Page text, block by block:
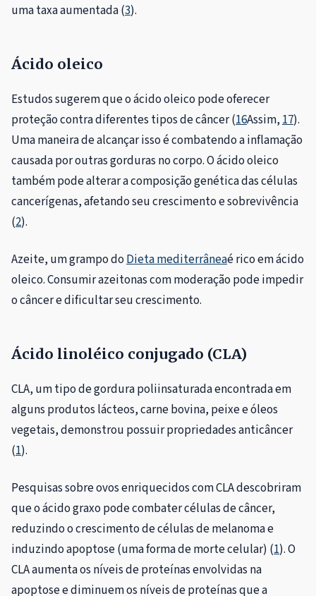
uma taxa aumentada (3).
Ácido oleico
Estudos sugerem que o ácido oleico pode oferecer
proteção contra diferentes tipos de câncer (16Assim,17).
Uma maneira de alcançar isso é combatendo a inflamação
causada por outras gorduras no corpo. O ácido oleico
também pode alterar a composição genética das células
cancerígenas, afetando seu crescimento e sobrevivência
(2).
Azeite, um grampo doDieta mediterrâneaé rico em ácido
oleico. Consumir azeitonas com moderação pode impedir
o câncer e dificultar seu crescimento.
Ácido linoléico conjugado (CLA)
CLA, um tipo de gordura poliinsaturada encontrada em
alguns produtos lácteos, carne bovina, peixe e óleos
vegetais, demonstrou possuir propriedades anticâncer
(1).
Pesquisas sobre ovos enriquecidos com CLA descobriram
que o ácido graxo pode combater células de câncer,
reduzindo o crescimento de células de melanoma e
induzindo apoptose (uma forma de morte celular) (1). O
CLA aumenta os níveis de proteínas envolvidas na
apoptose e diminuem os níveis de proteínas que a